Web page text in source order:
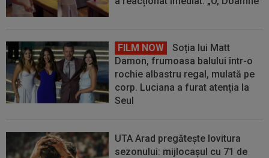
FILM NOW
Soția lui Matt
Damon, frumoasa balului într-o
rochie albastru regal, mulată pe
corp. Luciana a furat atenția la
Seul
UTA Arad pregătește lovitura
sezonului: mijlocașul cu 71 de